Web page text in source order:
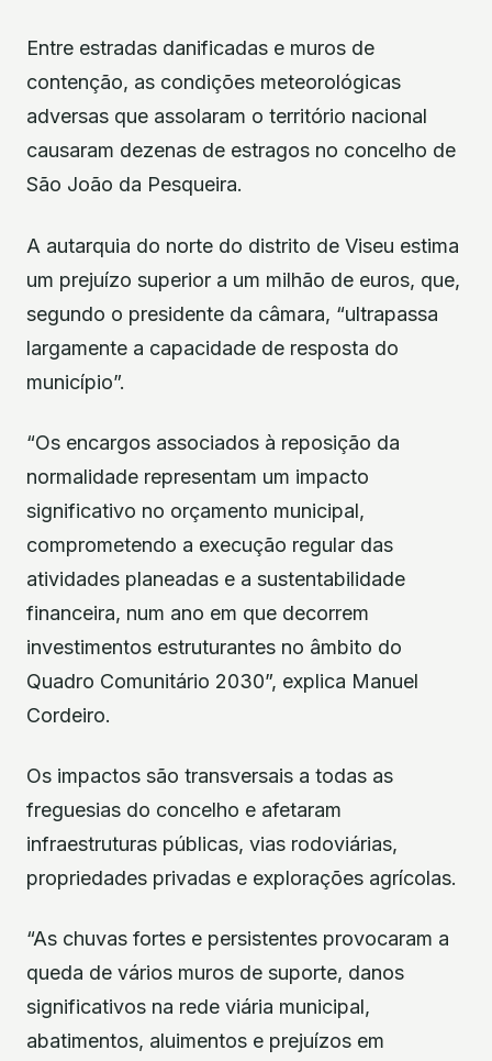
Entre estradas danificadas e muros de
contenção, as condições meteorológicas
adversas que assolaram o território nacional
causaram dezenas de estragos no concelho de
São João da Pesqueira.
A autarquia do norte do distrito de Viseu estima
um prejuízo superior a um milhão de euros, que,
segundo o presidente da câmara, “ultrapassa
largamente a capacidade de resposta do
município”.
“Os encargos associados à reposição da
normalidade representam um impacto
significativo no orçamento municipal,
comprometendo a execução regular das
atividades planeadas e a sustentabilidade
financeira, num ano em que decorrem
investimentos estruturantes no âmbito do
Quadro Comunitário 2030”, explica Manuel
Cordeiro.
Os impactos são transversais a todas as
freguesias do concelho e afetaram
infraestruturas públicas, vias rodoviárias,
propriedades privadas e explorações agrícolas.
“As chuvas fortes e persistentes provocaram a
queda de vários muros de suporte, danos
significativos na rede viária municipal,
abatimentos, aluimentos e prejuízos em